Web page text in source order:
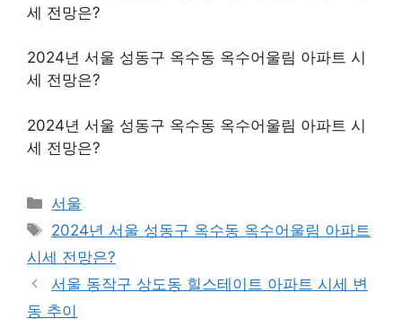
세 전망은?
2024년 서울 성동구 옥수동 옥수어울림 아파트 시
세 전망은?
2024년 서울 성동구 옥수동 옥수어울림 아파트 시
세 전망은?
Categories
서울
Tags
2024년 서울 성동구 옥수동 옥수어울림 아파트
시세 전망은?
서울 동작구 상도동 힐스테이트 아파트 시세 변
동 추이